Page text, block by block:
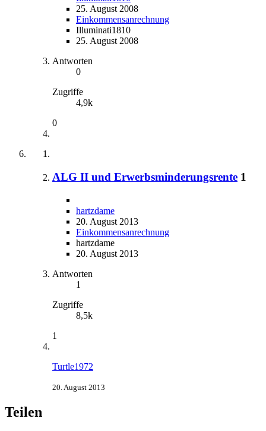
25. August 2008
Einkommensanrechnung
Illuminati1810
25. August 2008
Antworten
0
Zugriffe
4,9k
0
ALG II und Erwerbsminderungsrente 1
hartzdame
20. August 2013
Einkommensanrechnung
hartzdame
20. August 2013
Antworten
1
Zugriffe
8,5k
1
Turtle1972
20. August 2013
Teilen